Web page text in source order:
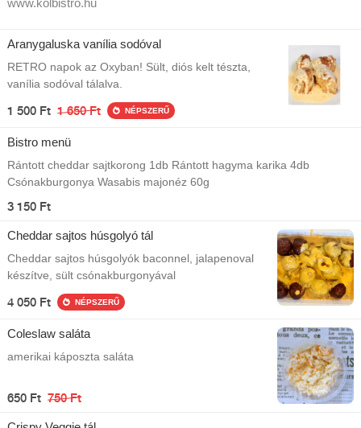
www.kolbistro.hu
Aranygaluska vanília sodóval
RETRO napok az Oxyban! Sült, diós kelt tészta,
vanília sodóval tálalva.
1 500 Ft 1 650 Ft NÉPSZERŰ
Bistro menü
Rántott cheddar sajtkorong 1db Rántott hagyma karika 4db
Csónakburgonya Wasabis majonéz 60g
3 150 Ft
Cheddar sajtos húsgolyó tál
Cheddar sajtos húsgolyók baconnel, jalapenoval
készítve, sült csónakburgonyával
4 050 Ft NÉPSZERŰ
Coleslaw saláta
amerikai káposzta saláta
650 Ft 750 Ft